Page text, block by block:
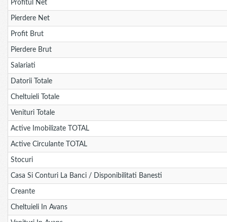
Profitul Net
Pierdere Net
Profit Brut
Pierdere Brut
Salariati
Datorii Totale
Cheltuieli Totale
Venituri Totale
Active Imobilizate TOTAL
Active Circulante TOTAL
Stocuri
Casa Si Conturi La Banci / Disponibilitati Banesti
Creante
Cheltuieli In Avans